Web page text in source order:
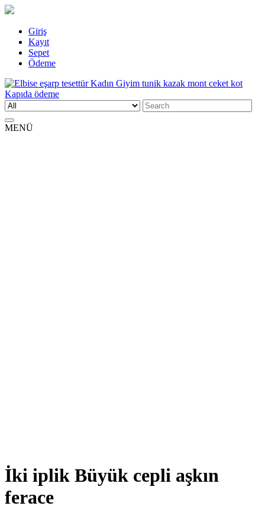
Skip
content
Giriş
Kayıt
Sepet
Ödeme
Elbise eşarp tesettür Kadın Giyim tunik kazak mont ceket kot Kapıda
ödeme
Kadın Giyim üzerine alışveriş sitesi
Search
for:
MENÜ
İki iplik Büyük cepli aşkın
ferace